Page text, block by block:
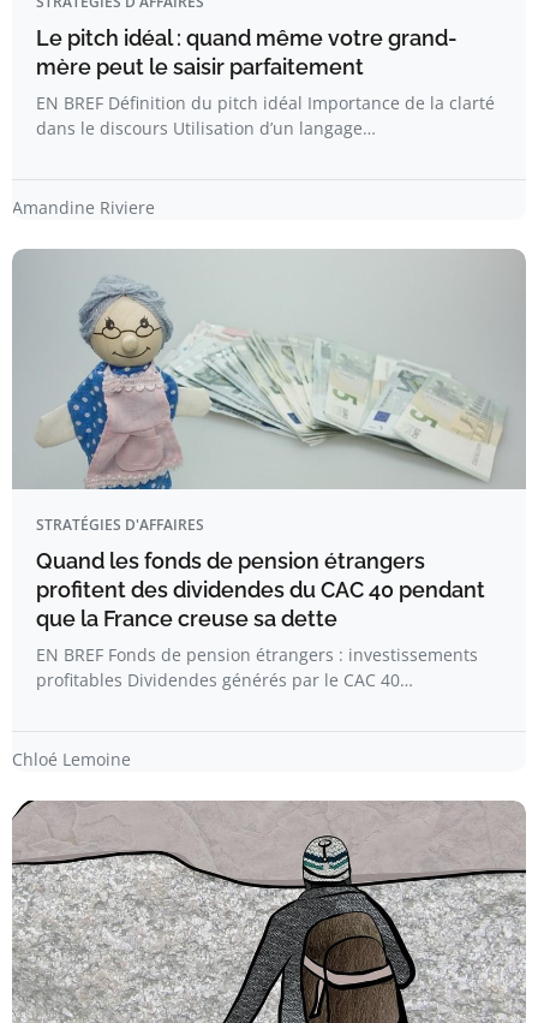
Le pitch idéal : quand même votre grand-
mère peut le saisir parfaitement
EN BREF Définition du pitch idéal Importance de la clarté
dans le discours Utilisation d’un langage…
Amandine Riviere
STRATÉGIES D'AFFAIRES
Quand les fonds de pension étrangers
profitent des dividendes du CAC 40 pendant
que la France creuse sa dette
EN BREF Fonds de pension étrangers : investissements
profitables Dividendes générés par le CAC 40…
Chloé Lemoine